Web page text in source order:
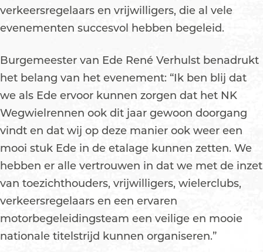
verkeersregelaars en vrijwilligers, die al vele
evenementen succesvol hebben begeleid.
Burgemeester van Ede René Verhulst benadrukt
het belang van het evenement: “Ik ben blij dat
we als Ede ervoor kunnen zorgen dat het NK
Wegwielrennen ook dit jaar gewoon doorgang
vindt en dat wij op deze manier ook weer een
mooi stuk Ede in de etalage kunnen zetten. We
hebben er alle vertrouwen in dat we met de inzet
van toezichthouders, vrijwilligers, wielerclubs,
verkeersregelaars en een ervaren
motorbegeleidingsteam een veilige en mooie
nationale titelstrijd kunnen organiseren.”